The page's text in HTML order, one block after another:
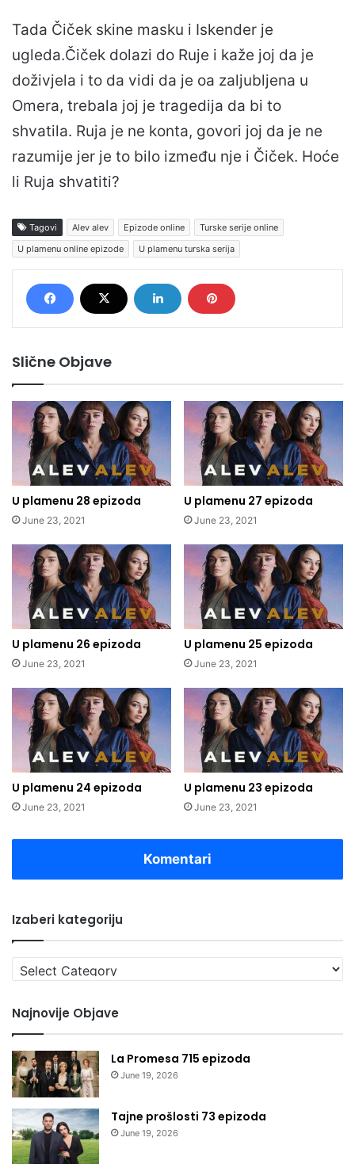
Tada Čiček skine masku i Iskender je
ugleda.Čiček dolazi do Ruje i kaže joj da je
doživjela i to da vidi da je oa zaljubljena u
Omera, trebala joj je tragedija da bi to
shvatila. Ruja je ne konta, govori joj da je ne
razumije jer je to bilo između nje i Čiček. Hoće
li Ruja shvatiti?
Tagovi Alev alev Epizode online
Turske serije online
U plamenu online epizode
U plamenu turska serija
Slične Objave
U plamenu 28 epizoda
June 23, 2021
U plamenu 27 epizoda
June 23, 2021
U plamenu 26 epizoda
June 23, 2021
U plamenu 25 epizoda
June 23, 2021
U plamenu 24 epizoda
June 23, 2021
U plamenu 23 epizoda
June 23, 2021
Komentari
Izaberi kategoriju
Izaberi
kategoriju
Najnovije Objave
La Promesa 715 epizoda
June 19, 2026
Tajne prošlosti 73 epizoda
June 19, 2026